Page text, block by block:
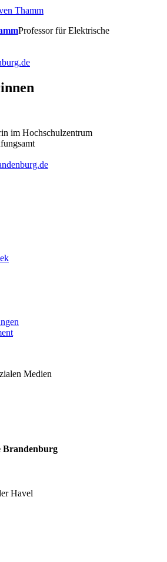
Professor für Elektrische
im Hochschulzentrum
Medien
Brandenburg
Havel